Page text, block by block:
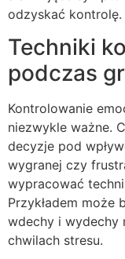
odzyskać kontrolę.
Techniki
podczas
Kontrolowanie
niezwykle ważne.
decyzje pod
wygranej czy
wypracować
Przykładem może
wdechy i wydechy
chwilach stresu.